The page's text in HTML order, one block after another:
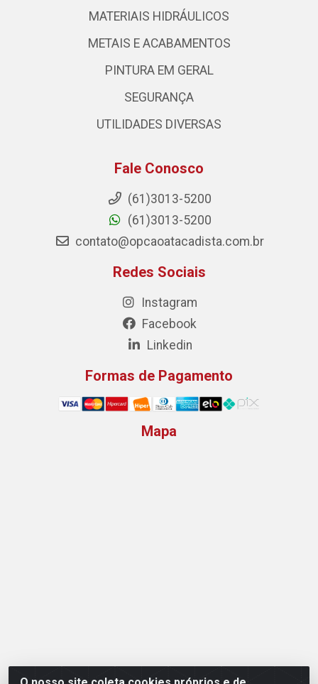
MATERIAIS HIDRÁULICOS
METAIS E ACABAMENTOS
PINTURA EM GERAL
SEGURANÇA
UTILIDADES DIVERSAS
Fale Conosco
(61)3013-5200
(61)3013-5200
contato@opcaoatacadista.com.br
Redes Sociais
Instagram
Facebook
Linkedin
Formas de Pagamento
Mapa